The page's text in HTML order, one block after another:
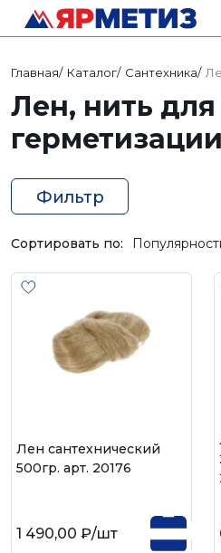
Главная/ Каталог/ Сантехника/
Лен, нить для
герметизации
Фильтр
Сортировать по:
Лен сантехнический
500гр. арт. 20176
1 490,00 ₽/шт